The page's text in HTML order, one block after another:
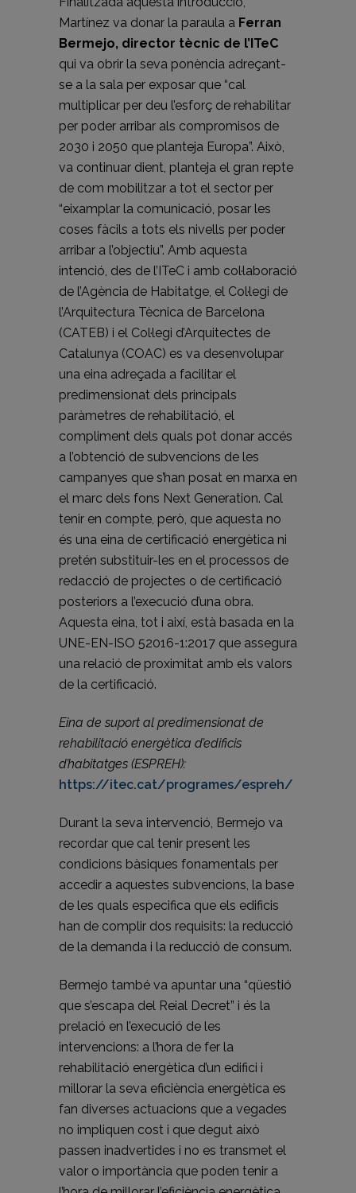
Martínez va donar la paraula a Ferran
Bermejo, director tècnic de l’ITeC
qui va obrir la seva ponència adreçant-
se a la sala per exposar que “cal
multiplicar per deu l’esforç de rehabilitar
per poder arribar als compromisos de
2030 i 2050 que planteja Europa”. Això,
va continuar dient, planteja el gran repte
de com mobilitzar a tot el sector per
“eixamplar la comunicació, posar les
coses fàcils a tots els nivells per poder
arribar a l’objectiu”. Amb aquesta
intenció, des de l’ITeC i amb col·laboració
de l’Agència de Habitatge, el Col·legi de
l’Arquitectura Tècnica de Barcelona
(CATEB) i el Col·legi d’Arquitectes de
Catalunya (COAC) es va desenvolupar
una eina adreçada a facilitar el
predimensionat dels principals
paràmetres de rehabilitació, el
compliment dels quals pot donar accés
a l’obtenció de subvencions de les
campanyes que s’han posat en marxa en
el marc dels fons Next Generation. Cal
tenir en compte, però, que aquesta no
és una eina de certificació energètica ni
pretén substituir-les en el processos de
redacció de projectes o de certificació
posteriors a l’execució d’una obra.
Aquesta eina, tot i així, està basada en la
UNE-EN-ISO 52016-1:2017 que assegura
una relació de proximitat amb els valors
de la certificació.
Eina de suport al predimensionat de
rehabilitació energètica d’edificis
d’habitatges (ESPREH):
https://itec.cat/programes/espreh/
Durant la seva intervenció, Bermejo va
recordar que cal tenir present les
condicions bàsiques fonamentals per
accedir a aquestes subvencions, la base
de les quals especifica que els edificis
han de complir dos requisits: la reducció
de la demanda i la reducció de consum.
Bermejo també va apuntar una “qüestió
que s’escapa del Reial Decret” i és la
prelació en l’execució de les
intervencions: a l’hora de fer la
rehabilitació energètica d’un edifici i
millorar la seva eficiència energètica es
fan diverses actuacions que a vegades
no impliquen cost i que degut això
passen inadvertides i no es transmet el
valor o importància que poden tenir a